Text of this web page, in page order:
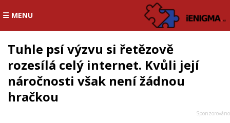
☰ MENU
Tuhle psí výzvu si řetězově
rozesílá celý internet. Kvůli její
náročnosti však není žádnou
hračkou